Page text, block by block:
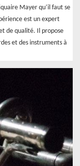
Mayer qu’il faut se
est un expert
de qualité. Il propose
et des instruments à